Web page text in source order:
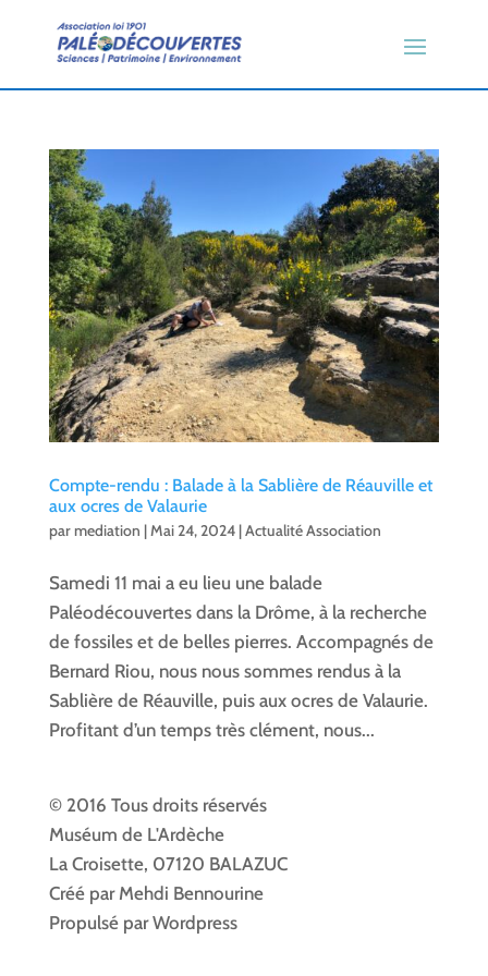
Compte-rendu : Balade à la Sablière de Réauville et
aux ocres de Valaurie
parmediation |Mai 24, 2024|Actualité Association
Samedi 11 mai a eu lieu une balade
Paléodécouvertes dans la Drôme, à la recherche
de fossiles et de belles pierres. Accompagnés de
Bernard Riou, nous nous sommes rendus à la
Sablière de Réauville, puis aux ocres de Valaurie.
Profitant d’un temps très clément, nous...
© 2016 Tous droits réservés
Muséum de L'Ardèche
La Croisette, 07120 BALAZUC
Créé par Mehdi Bennourine
Propulsé par Wordpress